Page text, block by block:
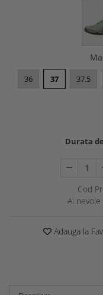
36 37 37.5
Durata
Cod
Ai
Adauga la